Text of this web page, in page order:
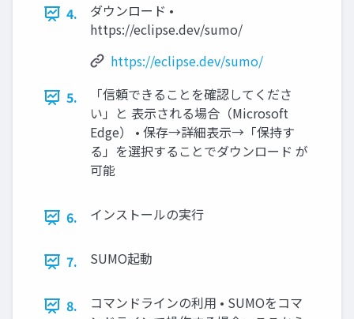
4.
ダウンロード •
https://eclipse.dev/sumo/
https://eclipse.dev/sumo/
5.
「信頼できることを確認してくださ
い」と 表示される場合（Microsoft
Edge） • 保存→詳細表示→「保持す
る」を選択することでダウンロード が
可能
6. インストールの実行
7. SUMO起動
8.
コマンドラインの利用 • SUMOをコマ